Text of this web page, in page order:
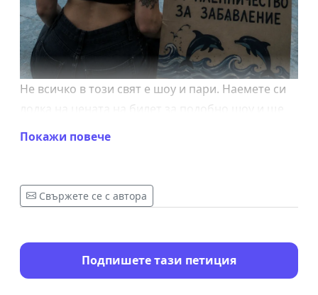
Не всичко в този свят е шоу и пари. Наемете си
лодка на цената на билет за подобно шоу и ще
можете да се любувате на тези прекрасни
пътя, сякаш са част от тяхното семейство.
делфините в природата е 20-30 години, а когато
живеят в плен, тези цифри се понижават поне 2
пъти. Някои от тези животни могат да живеят в
Покажи повече
Свържете се с автора
Подпишете тази петиция